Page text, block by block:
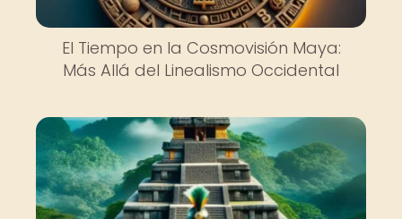
El Tiempo en la Cosmovisión Maya:
Más Allá del Linealismo Occidental